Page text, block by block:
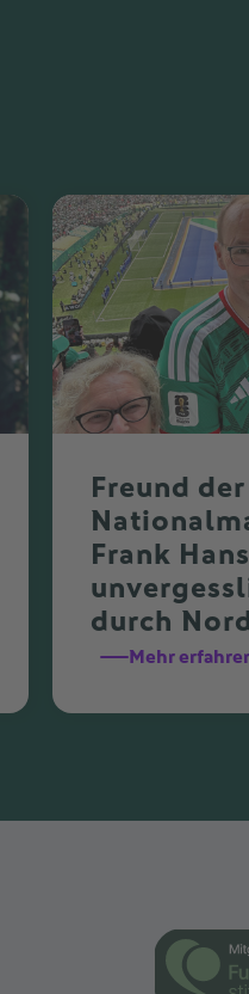
Freund der
Frank
durch
Mehr